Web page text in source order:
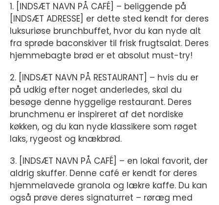
1. [INDSÆT NAVN PÅ CAFÉ] – beliggende på
[INDSÆT ADRESSE] er dette sted kendt for deres
luksuriøse brunchbuffet, hvor du kan nyde alt
fra sprøde baconskiver til frisk frugtsalat. Deres
hjemmebagte brød er et absolut must-try!
2. [INDSÆT NAVN PÅ RESTAURANT] – hvis du er
på udkig efter noget anderledes, skal du
besøge denne hyggelige restaurant. Deres
brunchmenu er inspireret af det nordiske
køkken, og du kan nyde klassikere som røget
laks, rygeost og knækbrød.
3. [INDSÆT NAVN PÅ CAFÉ] – en lokal favorit, der
aldrig skuffer. Denne café er kendt for deres
hjemmelavede granola og lækre kaffe. Du kan
også prøve deres signaturret – røræg med